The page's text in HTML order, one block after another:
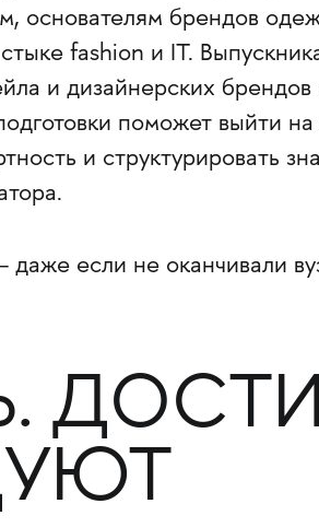
основателям брендов
fashion и IT.
и дизайнерских
поможет выйти
и структурировать
если не оканчивали